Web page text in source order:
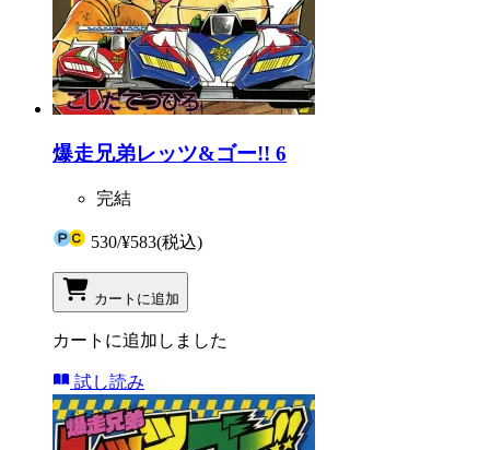
爆走兄弟レッツ&ゴー!! 6
完結
530/¥583(税込)
カートに追加
カートに追加しました
試し読み